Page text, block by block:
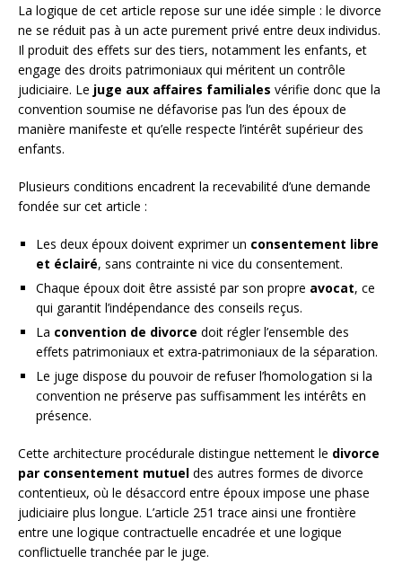
La logique de cet article repose sur une idée simple : le divorce
ne se réduit pas à un acte purement privé entre deux individus.
Il produit des effets sur des tiers, notamment les enfants, et
engage des droits patrimoniaux qui méritent un contrôle
judiciaire. Le juge aux affaires familiales vérifie donc que la
convention soumise ne défavorise pas l’un des époux de
manière manifeste et qu’elle respecte l’intérêt supérieur des
enfants.
Plusieurs conditions encadrent la recevabilité d’une demande
fondée sur cet article :
Les deux époux doivent exprimer un consentement libre
et éclairé, sans contrainte ni vice du consentement.
Chaque époux doit être assisté par son propre avocat, ce
qui garantit l’indépendance des conseils reçus.
La convention de divorce doit régler l’ensemble des
effets patrimoniaux et extra-patrimoniaux de la séparation.
Le juge dispose du pouvoir de refuser l’homologation si la
convention ne préserve pas suffisamment les intérêts en
présence.
Cette architecture procédurale distingue nettement le divorce
par consentement mutuel des autres formes de divorce
contentieux, où le désaccord entre époux impose une phase
judiciaire plus longue. L’article 251 trace ainsi une frontière
entre une logique contractuelle encadrée et une logique
conflictuelle tranchée par le juge.